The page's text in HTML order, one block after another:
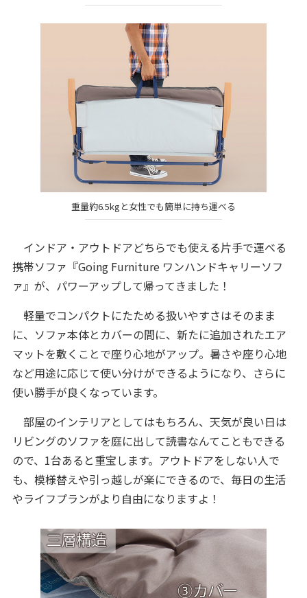
重量約6.5kgと女性でも簡単に持ち運べる
インドア・アウトドアどちらでも使える片手で運べる
携帯ソファ『Going Furniture ワンハンドキャリーソフ
ァ』が、パワーアップして帰ってきました！
軽量でコンパクトにたためる扱いやすさはそのまま
に、ソファ本体とカバーの間に、新たに追加されたエア
マットを敷くことで座り心地がアップ。暑さや座り心地
など用途に応じて使い分けができるようになり、さらに
使い勝手が良くなっています。
部屋のインテリアとしてはもちろん、天気が良い日は
リビングのソファを庭に出して読書なんてこともできる
ので、1台あると重宝します。アウトドアをしない人で
も、模様替えや引っ越しが楽にできるので、毎日の生活
やライフプランがより自由になりますよ！